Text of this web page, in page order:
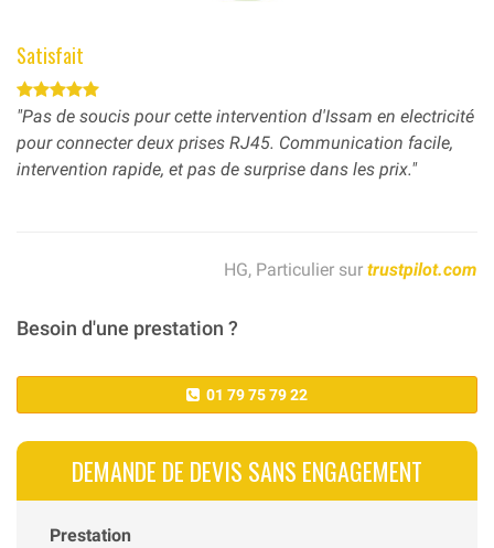
Satisfait
"Pas de soucis pour cette intervention d'Issam en electricité
pour connecter deux prises RJ45. Communication facile,
intervention rapide, et pas de surprise dans les prix."
HG, Particulier sur trustpilot.com
Besoin d'une prestation ?
01 79 75 79 22
DEMANDE DE DEVIS SANS ENGAGEMENT
Prestation